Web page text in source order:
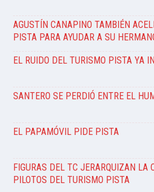
AGUSTÍN CANAPINO TAMBIÉN
PISTA PARA AYUDAR A SU
EL RUIDO DEL TURISMO PISTA YA
SANTERO SE PERDIÓ ENTRE EL
EL PAPAMÓVIL PIDE PISTA
FIGURAS DEL TC JERARQUIZAN LA
PILOTOS DEL TURISMO PISTA